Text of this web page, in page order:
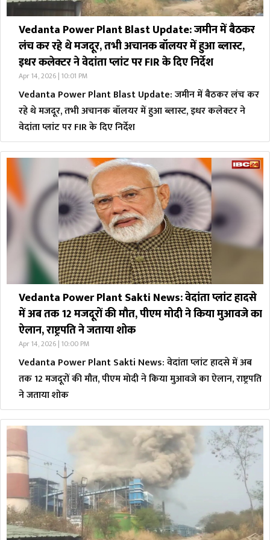
Vedanta Power Plant Blast Update: जमीन में बैठकर
लंच कर रहे थे मजदूर, तभी अचानक बॉलयर में हुआ ब्लास्ट,
इधर कलेक्टर ने वेदांता प्लांट पर FIR के दिए निर्देश
Apr 14, 2026 | 10:01 PM
Vedanta Power Plant Blast Update: जमीन में बैठकर लंच कर
रहे थे मजदूर, तभी अचानक बॉलयर में हुआ ब्लास्ट, इधर कलेक्टर ने
वेदांता प्लांट पर FIR के दिए निर्देश
Vedanta Power Plant Sakti News: वेदांता प्लांट हादसे
में अब तक 12 मजदूरों की मौत, पीएम मोदी ने किया मुआवजे का
ऐलान, राष्ट्रपति ने जताया शोक
Apr 14, 2026 | 10:00 PM
Vedanta Power Plant Sakti News: वेदांता प्लांट हादसे में अब
तक 12 मजदूरों की मौत, पीएम मोदी ने किया मुआवजे का ऐलान, राष्ट्रपति
ने जताया शोक